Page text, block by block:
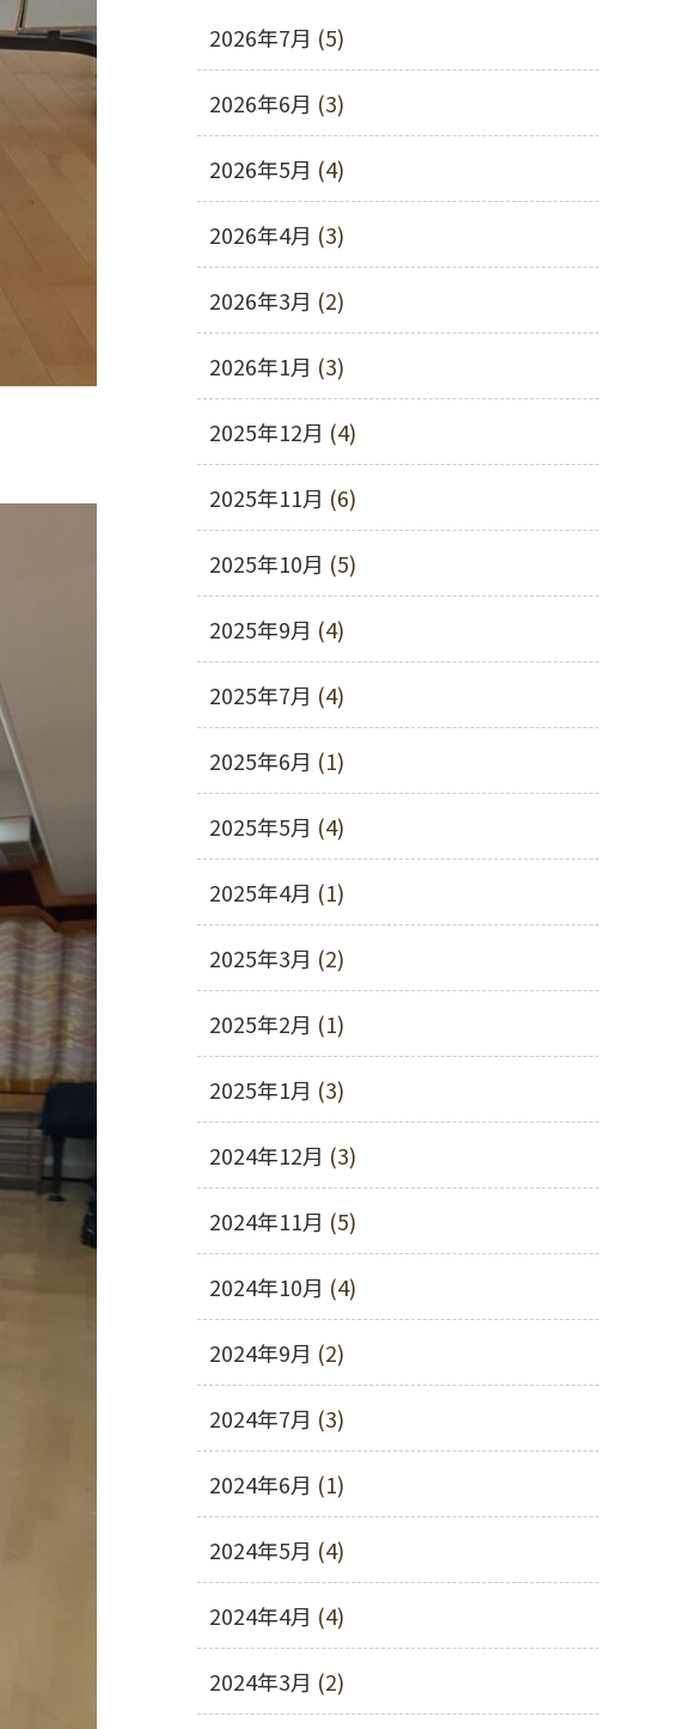
2026年7月 (5)
2026年6月 (3)
2026年5月 (4)
2026年4月 (3)
2026年3月 (2)
2026年1月 (3)
2025年12月 (4)
2025年11月 (6)
2025年10月 (5)
2025年9月 (4)
2025年7月 (4)
2025年6月 (1)
2025年5月 (4)
2025年4月 (1)
2025年3月 (2)
2025年2月 (1)
2025年1月 (3)
2024年12月 (3)
2024年11月 (5)
2024年10月 (4)
2024年9月 (2)
2024年7月 (3)
2024年6月 (1)
2024年5月 (4)
2024年4月 (4)
2024年3月 (2)